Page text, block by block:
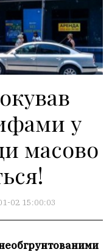
у
масово
02 15:00:03